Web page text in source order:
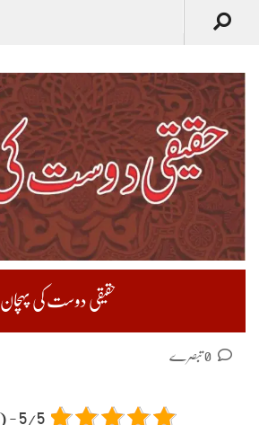
حقیقی دوست کی پہچان
5/5 - (2 votes)